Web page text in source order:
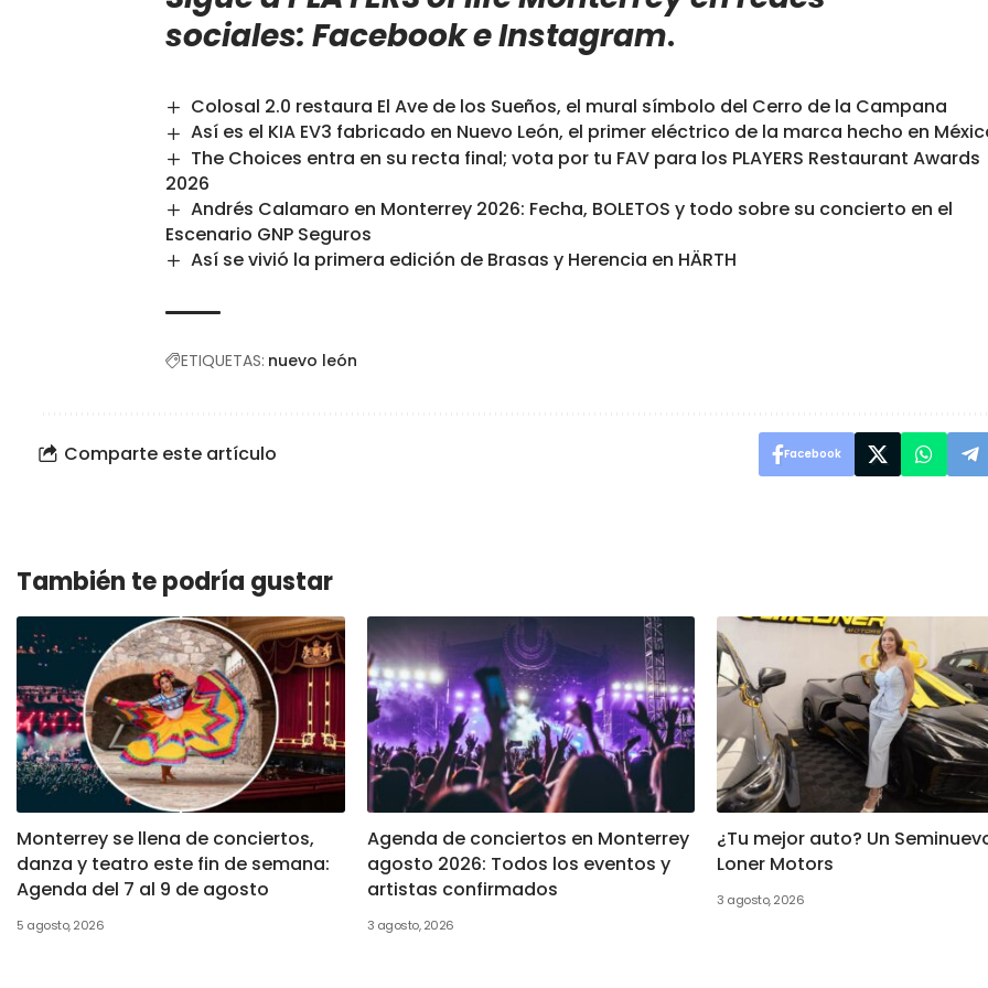
sociales: FacebookeInstagram.
Colosal 2.0 restaura El Ave de los Sueños, el mural símbolo del Cerro de la Campana
Así es el KIA EV3 fabricado en Nuevo León, el primer eléctrico de la marca hecho en
The Choices entra en su recta final; vota por tu FAV para los PLAYERS Restaurant Awards
2026
Andrés Calamaro en Monterrey 2026: Fecha, BOLETOS y todo sobre su concierto en el
Escenario GNP Seguros
Así se vivió la primera edición de Brasas y Herencia en HÄRTH
ETIQUETAS: nuevo león
Comparte este artículo Facebook
También te podría gustar
Monterrey se llena de conciertos,
danza y teatro este fin de semana:
Agenda del 7 al 9 de agosto
5 agosto, 2026
Agenda de conciertos en Monterrey
agosto 2026: Todos los eventos y
artistas confirmados
3 agosto, 2026
¿Tu mejor auto? Un
Loner Motors
3 agosto, 2026